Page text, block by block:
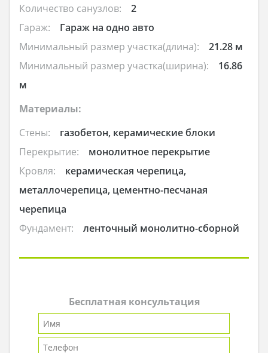
Количество санузлов:
2
Гараж:
Гараж на одно авто
Минимальный размер участка(длина):
21.28 м
Минимальный размер участка(ширина):
16.86
м
Материалы:
Стены:
газобетон, керамические блоки
Перекрытие:
монолитное перекрытие
Кровля:
керамическая черепица,
металлочерепица, цементно-песчаная
черепица
Фундамент:
ленточный монолитно-сборной
Бесплатная консультация